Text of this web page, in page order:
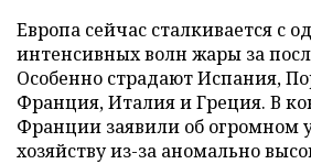
Европа сейчас сталкивается с
интенсивных волн жары за
Особенно страдают Испания,
Франция, Италия и Греция. В
Франции заявили об огромном
хозяйству из-за аномально